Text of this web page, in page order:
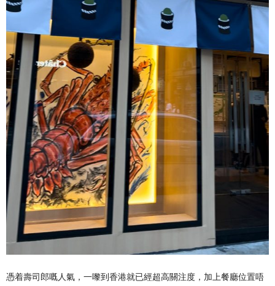
憑着壽司郎嘅人氣，一嚟到香港就已經超高關注度，加上餐廳位置唔